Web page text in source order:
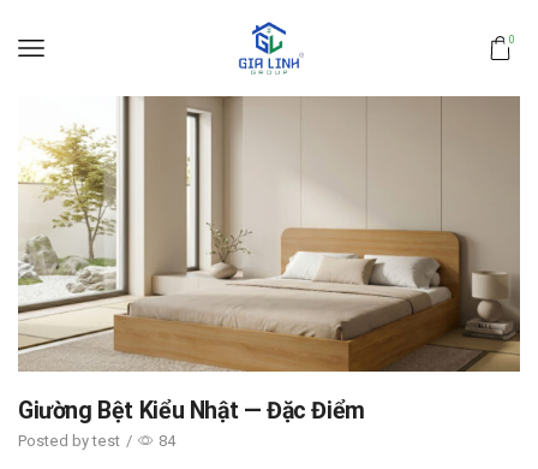
0
Giường Bệt Kiểu Nhật — Đặc Điểm
Posted bytest / 84